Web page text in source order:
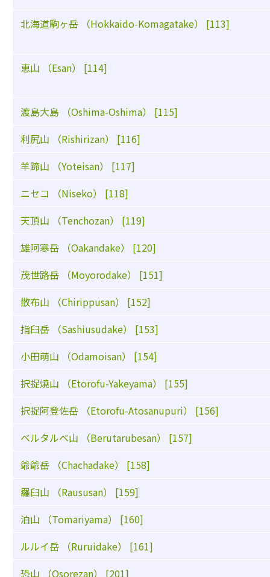
北海道駒ヶ岳 （Hokkaido-Komagatake） [113]
恵山 （Esan） [114]
渡島大島 （Oshima-Oshima） [115]
利尻山 （Rishirizan） [116]
羊蹄山 （Yoteisan） [117]
ニセコ （Niseko） [118]
天頂山 （Tenchozan） [119]
雄阿寒岳 （Oakandake） [120]
茂世路岳 （Moyorodake） [151]
散布山 （Chirippusan） [152]
指臼岳 （Sashiusudake） [153]
小田萌山 （Odamoisan） [154]
択捉焼山 （Etorofu-Yakeyama） [155]
択捉阿登佐岳 （Etorofu-Atosanupuri） [156]
ベルタルベ山 （Berutarubesan） [157]
爺爺岳 （Chachadake） [158]
羅臼山 （Raususan） [159]
泊山 （Tomariyama） [160]
ルルイ岳 （Ruruidake） [161]
恐山 （Osorezan） [201]